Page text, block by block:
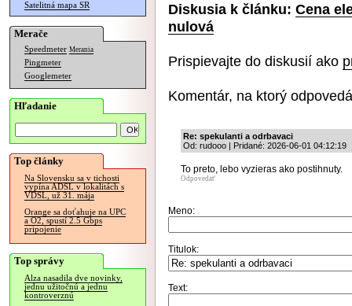
Satelitná mapa SR
Merače
Speedmeter Merania
Pingmeter
Googlemeter
Hľadanie
Top články
Na Slovensku sa v tichosti
vypína ADSL v lokalitách s
VDSL, už 31. mája
Orange sa doťahuje na UPC
a O2, spustí 2.5 Gbps
pripojenie
Top správy
Alza nasadila dve novinky,
jednu užitočnú a jednu
kontroverznú
Diskusia k článku: Cena
nulová
Prispievajte do diskusií ako
Komentár, na ktorý
Re: spekulanti a odrbavaci
Od: rudooo | Pridané: 2026-06-01 04:12:19
To preto, lebo vyzieras ako postihnuty.
Odpovedať
Meno:
Titulok:
Text: